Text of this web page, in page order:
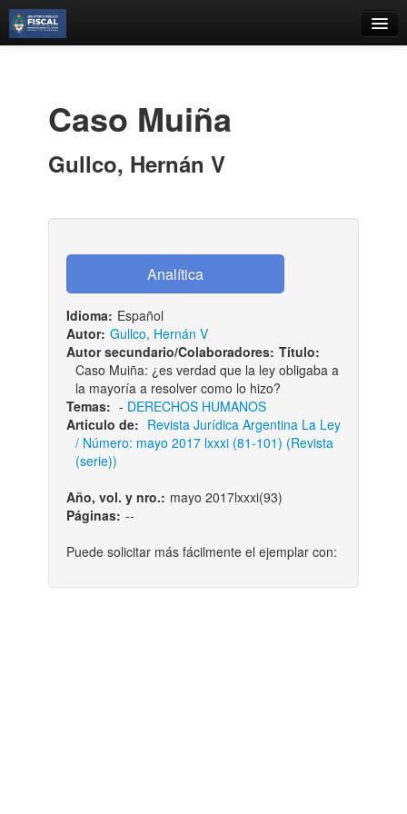
Estantes Virtuales
Contacto
Iniciar sesión
Caso Muiña
Gullco, Hernán V
Idioma: Español
Autor: Gullco, Hernán V
Autor secundario/Colaboradores: Título:
Caso Muiña: ¿es verdad que la ley obligaba a
la mayoría a resolver como lo hizo?
Temas: - DERECHOS HUMANOS
Articulo de: Revista Jurídica Argentina La Ley
/ Número: mayo 2017 lxxxi (81-101) (Revista
(serie))
Año, vol. y nro.: mayo 2017lxxxi(93)
Páginas: --
Puede solicitar más fácilmente el ejemplar con: